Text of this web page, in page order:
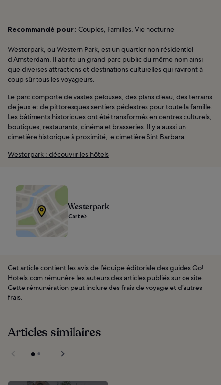
Recommandé pour : Couples, Familles, Vie nocturne
Westerpark, ou Western Park, est un quartier non résidentiel
d’Amsterdam. Il abrite un grand parc public du même nom ainsi
que diverses attractions et destinations culturelles qui raviront à
coup sûr tous les voyageurs.
Le parc comporte de vastes pelouses, des plans d’eau, des terrains
de jeux et de pittoresques sentiers pédestres pour toute la famille.
Les bâtiments historiques ont été transformés en centres culturels,
boutiques, restaurants, cinéma et brasseries. Il y a aussi un
cimetière historique à proximité, le cimetière Sint Barbara.
Westerpark : découvrir les hôtels
Westerpark
Carte
Cet article contient les avis de l’équipe éditoriale des guides Go!
Hotels.com rémunère les auteurs des articles publiés sur ce site.
Cette rémunération peut inclure des frais de voyage et d’autres
frais.
Articles similaires